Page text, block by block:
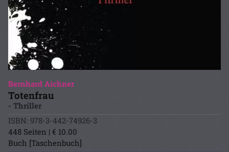
Bernhard Aichner
Totenfrau
- Thriller
ISBN: 978-3-442-74926-3
448 Seiten | € 10.00
Buch [Taschenbuch]